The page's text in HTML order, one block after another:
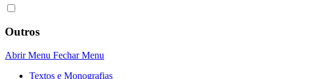
Outros
Abrir Menu Fechar Menu
Textos e Monografias